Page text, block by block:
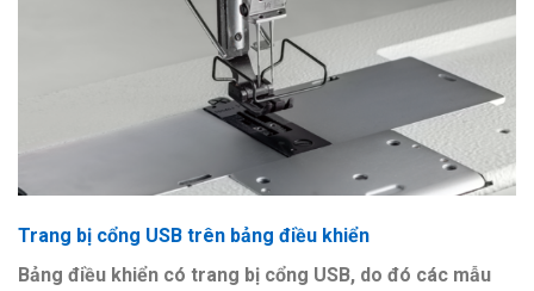
Trang bị cổng USB trên bảng điều khiển
Bảng điều khiển có trang bị cổng USB, do đó các mẫu